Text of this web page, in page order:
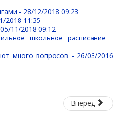
- 28/12/2018 09:23
2018 11:35
05/11/2018 09:12
школьное расписание -
много вопросов - 26/03/2016
Вперед